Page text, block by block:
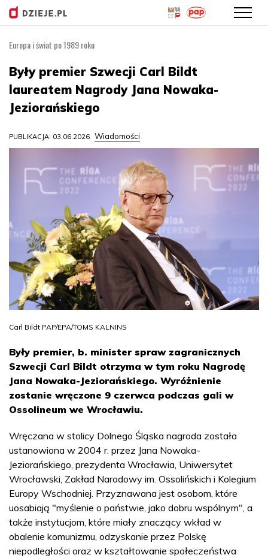
treści
Europa i świat po 1989 roku
Były premier Szwecji Carl Bildt
laureatem Nagrody Jana Nowaka-
Jeziorańskiego
PUBLIKACJA: 03.06.2026 Wiadomości
Carl Bildt PAP/EPA/TOMS KALNINS
Były premier, b. minister spraw zagranicznych
Szwecji Carl Bildt otrzyma w tym roku Nagrodę
Jana Nowaka-Jeziorańskiego. Wyróżnienie
zostanie wręczone 9 czerwca podczas gali w
Ossolineum we Wrocławiu.
Wręczana w stolicy Dolnego Śląska nagroda została
ustanowiona w 2004 r. przez Jana Nowaka-
Jeziorańskiego, prezydenta Wrocławia, Uniwersytet
Wrocławski, Zakład Narodowy im. Ossolińskich i Kolegium
Europy Wschodniej. Przyznawana jest osobom, które
uosabiają "myślenie o państwie, jako dobru wspólnym", a
także instytucjom, które miały znaczący wkład w
obalenie komunizmu, odzyskanie przez Polskę
niepodległości oraz w kształtowanie społeczeństwa